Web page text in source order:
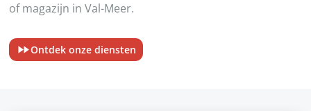
of magazijn in Val-Meer.
Ontdek onze diensten